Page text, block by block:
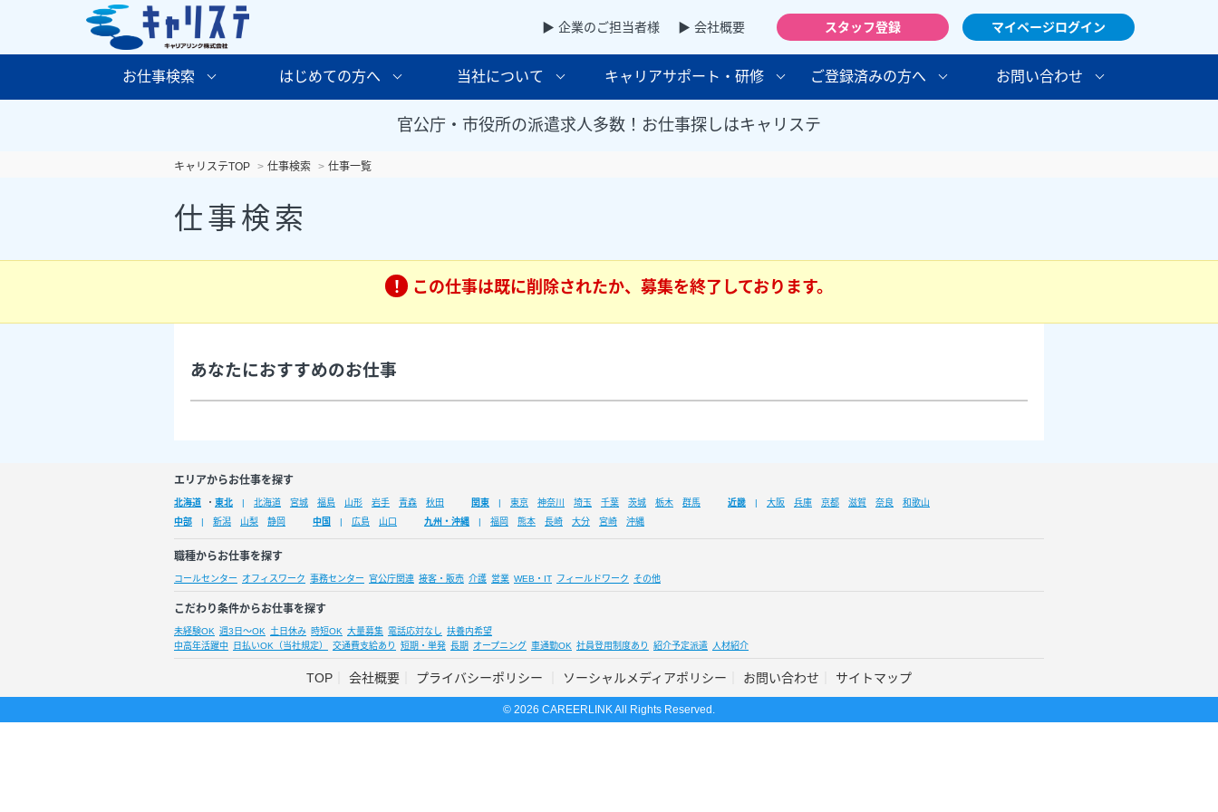
▶ 企業のご担当者様 ▶ 会社概要 スタッフ登録 マイページログイン
お仕事検索 はじめての方へ 当社について キャリアサポート・研修 ご登録済みの方へ お問い合わせ
官公庁・市役所の派遣求人多数！お仕事探しはキャリステ
キャリステTOP 仕事検索 仕事一覧
仕事検索
この仕事は既に削除されたか、募集を終了しております。
あなたにおすすめのお仕事
エリアからお仕事を探す
北海道 ・ 東北 北海道 宮城 福島 山形 岩手 青森 秋田 関東 東京 神奈川 埼玉 千葉 茨城 栃木 群馬 近畿 大阪 兵庫 京都 滋賀 奈良
和歌山
中部
新潟 山梨 静岡 中国 広島 山口 九州・沖縄 福岡 熊本 長崎 大分 宮崎 沖縄
職種からお仕事を探す
コールセンター オフィスワーク 事務センター 官公庁関連 接客・販売 介護 営業 WEB・IT フィールドワーク その他
こだわり条件からお仕事を探す
未経験OK 週3日～OK 土日休み 時短OK 大量募集 電話応対なし 扶養内希望
中高年活躍中
日払いOK（当社規定） 交通費支給あり 短期・単発 長期 オープニング 車通勤OK 社員登用制度あり 紹介予定派遣 人材紹介
TOP 会社概要 プライバシーポリシー ソーシャルメディアポリシー お問い合わせ サイトマップ
© 2026 CAREERLINK All Rights Reserved.